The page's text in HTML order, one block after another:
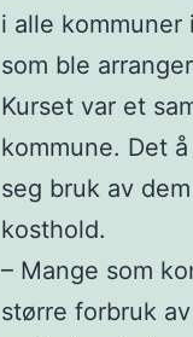
i alle
som ble
Kurset var et
kommune. Det
seg bruk av
kosthold.
– Mange som
større forbruk